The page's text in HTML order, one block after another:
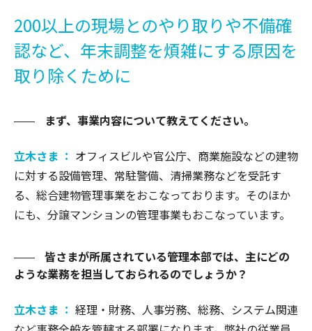
200以上の現場とのやり取りや不備確
認など、年末調整を煩雑にする原因を
取り除くために
まず、事業内容について教えてください。
立木さま ： オフィスビルや官公庁、商業施設などの建物
に対する設備管理、常駐警備、清掃業務などを受託す
る、総合建物管理事業をおこなっております。そのほか
にも、分譲マンションの管理事業もおこなっています。
皆さまが所属されている管理本部では、主にどの
ような業務を担当しておられるのでしょうか？
立木さま ： 経理・財務、人事労務、総務、システム関連